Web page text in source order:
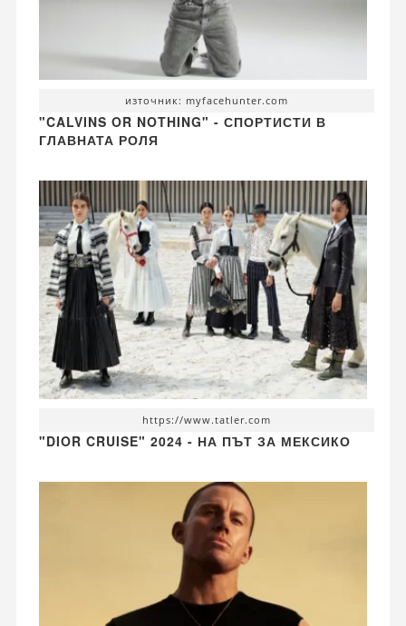
източник: myfacehunter.com
"CALVINS OR NOTHING" - СПОРТИСТИ В
ГЛАВНАТА РОЛЯ
https://www.tatler.com
"DIOR CRUISE" 2024 - НА ПЪТ ЗА МЕКСИКО